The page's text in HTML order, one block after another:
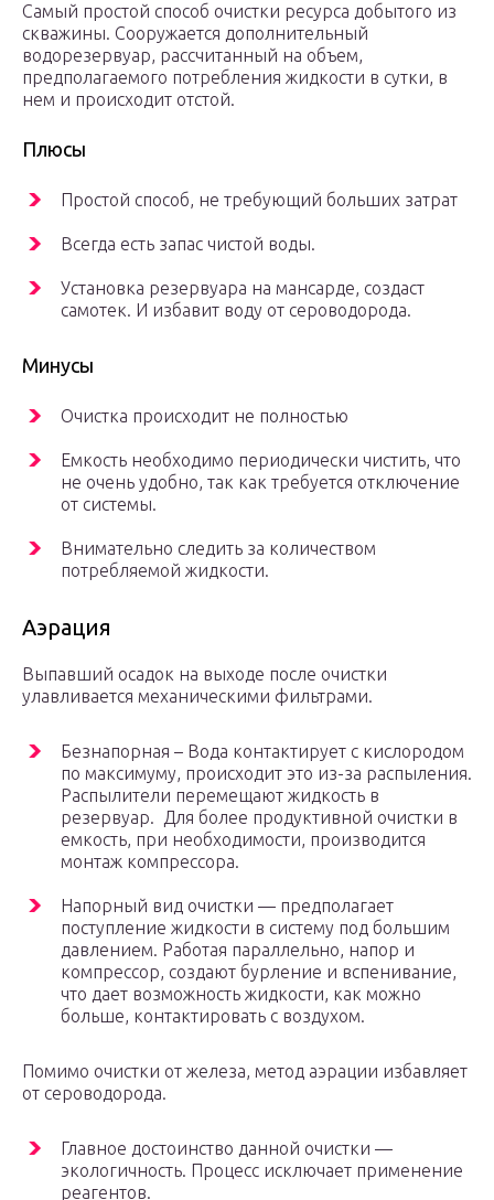
Самый простой способ очистки ресурса добытого из
скважины. Сооружается дополнительный
водорезервуар, рассчитанный на объем,
предполагаемого потребления жидкости в сутки, в
нем и происходит отстой.
Плюсы
Простой способ, не требующий больших затрат
Всегда есть запас чистой воды.
Установка резервуара на мансарде, создаст
самотек. И избавит воду от сероводорода.
Минусы
Очистка происходит не полностью
Емкость необходимо периодически чистить, что
не очень удобно, так как требуется отключение
от системы.
Внимательно следить за количеством
потребляемой жидкости.
Аэрация
Выпавший осадок на выходе после очистки
улавливается механическими фильтрами.
Безнапорная – Вода контактирует с кислородом
по максимуму, происходит это из-за распыления.
Распылители перемещают жидкость в
резервуар. Для более продуктивной очистки в
емкость, при необходимости, производится
монтаж компрессора.
Напорный вид очистки — предполагает
поступление жидкости в систему под большим
давлением. Работая параллельно, напор и
компрессор, создают бурление и вспенивание,
что дает возможность жидкости, как можно
больше, контактировать с воздухом.
Помимо очистки от железа, метод аэрации избавляет
от сероводорода.
Главное достоинство данной очистки —
экологичность. Процесс исключает применение
реагентов.